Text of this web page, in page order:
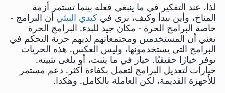
لذا، عند التفكير في ما ينبغي فعله بينما تستمر أزمة
المناخ، وأين نبدأ وكيف، نرى في كيدي البيئي أن البرامج -
خاصة البرامج الحرة - مكان جيد للبدء. البرامج الحرة
تعني أن المستخدمين ومجتمعاتهم لديهم حرية التحكم في
البرامج التي يستخدمونها، وليس العكس. هذه الحريات
توفر خيارًا حقيقيًا. خيار في ما يثبت، أو يلغى تثبيته.
خيارات لتعديل البرامج لتعمل بكفاءة أكثر. دعم مستمر
للأجهزة القديمة، لكن العاملة بالكامل. وهكذا.